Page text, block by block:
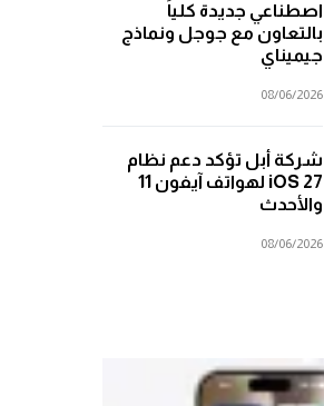
اصطناعي جديدة كلياً
بالتعاون مع جوجل ونماذج
جيميناي
08/06/2026
شركة أبل تؤكد دعم نظام
iOS 27 لهواتف آيفون 11
والأحدث
08/06/2026